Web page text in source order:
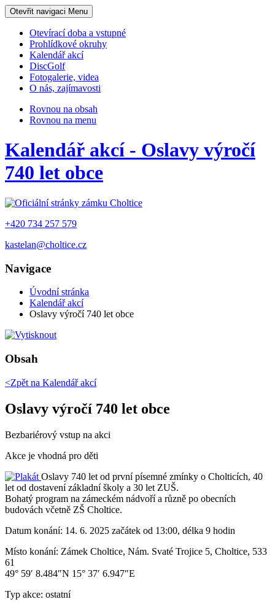
Otevřit navigaci Menu
Otevírací doba a vstupné
Prohlídkové okruhy
Kalendář akcí
DiscGolf
Fotogalerie, videa
O nás, zajímavosti
Rovnou na obsah
Rovnou na menu
Kalendář akcí - Oslavy výročí
740 let obce
+420 734 257 579
kastelan@choltice.cz
Navigace
Úvodní stránka
Kalendář akcí
Oslavy výročí 740 let obce
Obsah
<Zpět na Kalendář akcí
Oslavy výročí 740 let obce
Bezbariérový vstup na akci
Akce je vhodná pro děti
Oslavy 740 let od první písemné zmínky o Cholticích, 40
let od dostavení základní školy a 30 let ZUŠ.
Bohatý program na zámeckém nádvoří a různě po obecních
budovách včetně ZŠ Choltice.
Datum konání: 14. 6. 2025 začátek od 13:00, délka 9 hodin
Místo konání: Zámek Choltice, Nám. Svaté Trojice 5, Choltice, 533
61
49° 59′ 8.484″N 15° 37′ 6.947″E
Typ akce: ostatní